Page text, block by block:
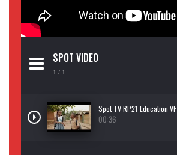
SPOT VIDEO
1 / 1
Spot TV RP21 Education VF
00:36